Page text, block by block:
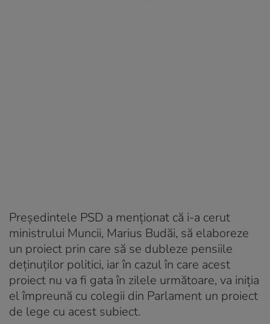
Preşedintele PSD a menţionat că i-a cerut
ministrului Muncii, Marius Budăi, să elaboreze
un proiect prin care să se dubleze pensiile
deţinuţilor politici, iar în cazul în care acest
proiect nu va fi gata în zilele următoare, va iniţia
el împreună cu colegii din Parlament un proiect
de lege cu acest subiect.